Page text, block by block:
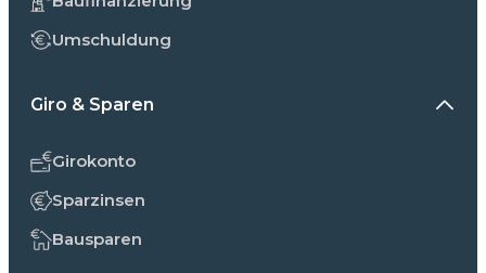
Umschuldung
Giro & Sparen
Girokonto
Sparzinsen
Bausparen